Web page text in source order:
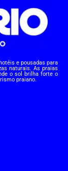
e pousadas para
naturais. As praias
o sol brilha forte o
praiano.